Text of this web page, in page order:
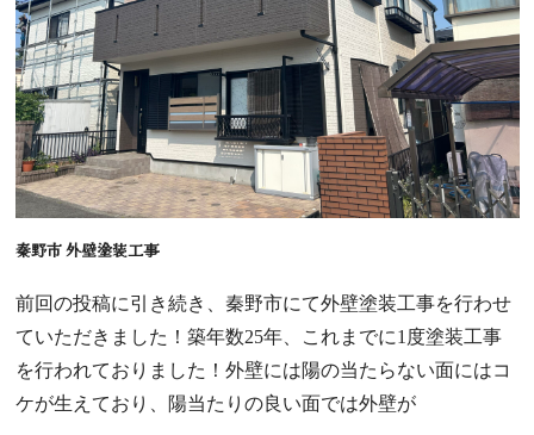
秦野市 外壁塗装工事
前回の投稿に引き続き、秦野市にて外壁塗装工事を行わせ
ていただきました！築年数25年、これまでに1度塗装工事
を行われておりました！外壁には陽の当たらない面にはコ
ケが生えており、陽当たりの良い面では外壁が